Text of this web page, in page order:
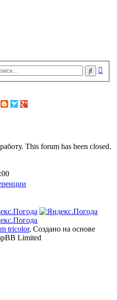
Поиск
This forum has been closed.
tricolor, Создано на основе
Limited